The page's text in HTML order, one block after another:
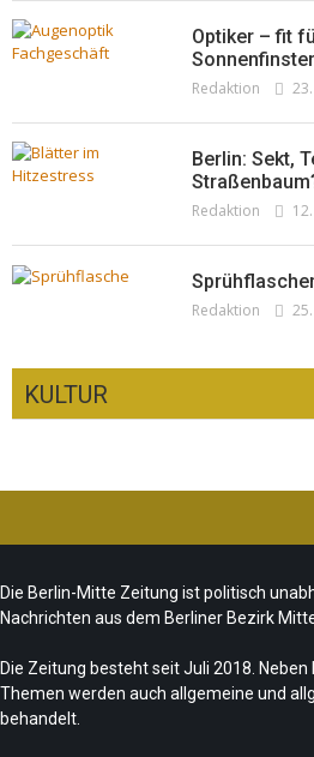
Optiker – fit
Redaktion
Berlin: Sekt,
Redaktion
Redaktion
KULTUR
CSD-Anschlag:
Team/Redaktion
„Les Amoureuses“
Die Berlin-Mitte Zeitung ist politisch
Nachrichten aus dem Berliner Bezirk
Die Zeitung besteht seit Juli 2018.
Themen werden auch allgemeine und
behandelt.